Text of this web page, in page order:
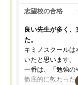
志望校の合格
良い先生が多く、
た。
キミノスクールは
いたと思います。
一番は、「勉強の
徹底的に教わった